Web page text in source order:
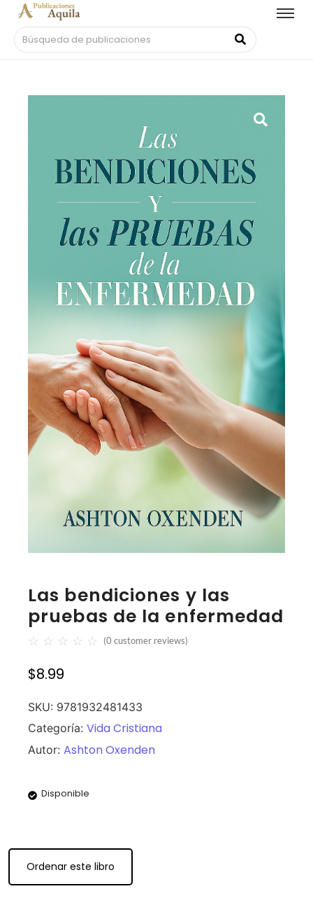
Las bendiciones y las
pruebas de la enfermedad
☆ ☆ ☆ ☆ ☆ (0 customer reviews)
$8.99
SKU: 9781932481433
Categoría: Vida Cristiana
Autor: Ashton Oxenden
Disponible
Ordenar este libro